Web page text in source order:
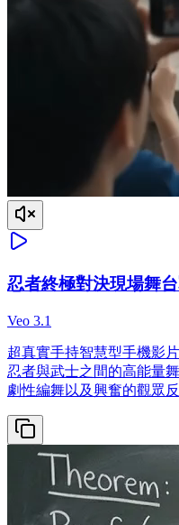
忍者終極對決現場舞
Veo 3.1
超真實手持智慧型手機影
忍者與武士之間的高能量
劇性編舞以及興奮的觀眾反